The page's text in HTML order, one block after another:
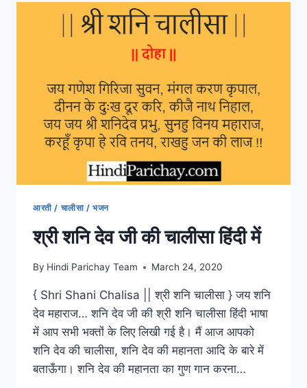
देव
की
आरती
आरती / चालीसा / भजन
श्री शनि देव जी की चालीसा हिंदी में
By Hindi Parichay Team March 24, 2020
{ Shri Shani Chalisa || श्री शनि चालीसा } जय शनि
देव महाराज… शनि देव जी की श्री शनि चालीसा हिंदी भाषा
में आप सभी भक्तों के लिए लिखी गई है। मैं आज आपको
शनि देव की चालीसा, शनि देव की महानता आदि के बारे में
बताऊँगा। शनि देव की महानता का गुण गान करना…